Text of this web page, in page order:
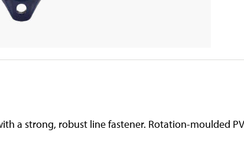
a strong, robust line fastener. Rotation-moulded